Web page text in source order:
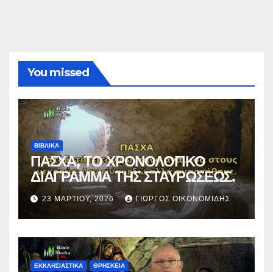
You missed
ΒΙΒΛΙΚΑ
ΠΑΣΧΑ, ΤΟ ΧΡΟΝΟΛΟΓΙΚΟ
ΔΙΑΓΡΑΜΜΑ ΤΗΣ ΣΤΑΥΡΩΣΕΩΣ.
23 ΜΑΡΤΊΟΥ, 2026 ΓΙΏΡΓΟΣ ΟΙΚΟΝΟΜΊΔΗΣ
ΕΚΚΛΗΣΙΑΣΤΙΚΑ ΘΡΗΣΚΕΙΑ